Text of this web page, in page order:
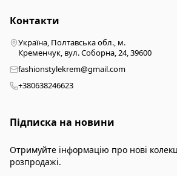
Контакти
Україна, Полтавська обл., м.
Кременчук, вул. Соборна, 24, 39600
fashionstylekrem@gmail.com
+380638246623
Підписка на новини
Отримуйте інформацію про нові
розпродажі.